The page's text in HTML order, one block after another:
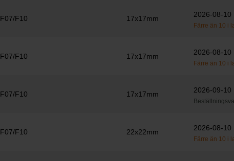
F07/F10 17x17mm 2026-08-10
Färre än 10 i
F07/F10 17x17mm 2026-08-10
Färre än 10 i
F07/F10 17x17mm 2026-09-10
F07/F10 22x22mm 2026-08-10
Färre än 10 i